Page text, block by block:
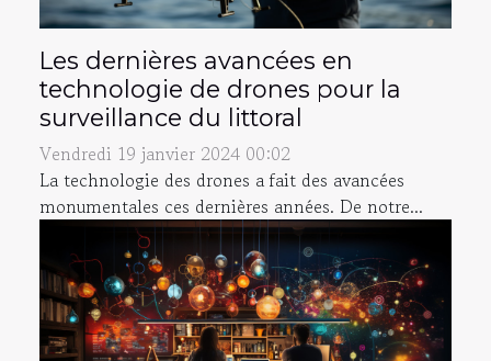
Les dernières avancées en
technologie de drones pour la
surveillance du littoral
Vendredi 19 janvier 2024 00:02
La technologie des drones a fait des avancées
monumentales ces dernières années. De notre...